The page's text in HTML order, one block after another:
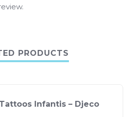
PRODUCTS
Tattoos Infantis – Djeco